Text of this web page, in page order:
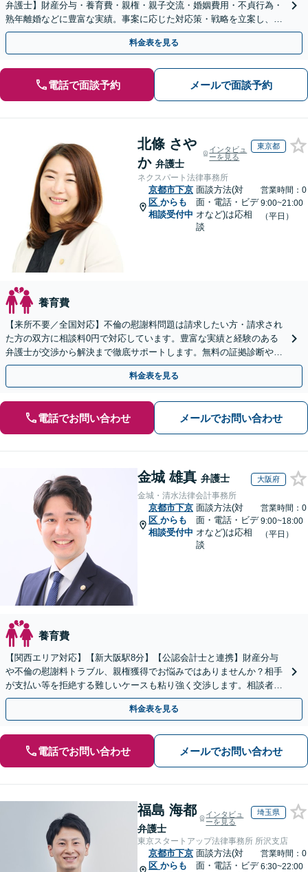
弁護士】財産分与・養育費・親権・親子交流・婚姻費用・不貞行為・
熟年離婚などに豊富な実績。事案に応じた対応策・戦略を立案し、全
力で闘います。明るい人生の再スタートを！
料金表を見る
電話で面談予約 メールで面談予約
北條 さや
か 弁護士
インタビュ
ーを見る
東京都
ネクスパート法律事務所
京都市下京
区 からも
相談受付中
面談方法(対
面・電話・ビデ
オなど)は応相
談
営業時間：0
9:00~21:00
（平日）
養育費
【来所不要／全国対応】不倫の慰謝料問題は請求したい方・請求され
た方の双方に相談料0円で対応しています。豊富な実績と経験のある
弁護士が交渉から解決まで徹底サポートします。無料の証拠診断や着
手金の返還保証もありますので安心してご相談ください。
料金表を見る
電話でお問い合わせ メールでお問い合わせ
金城 雄真 弁護士 大阪府
金城・清水法律会計事務所
京都市下京
区 からも
相談受付中
面談方法(対
面・電話・ビデ
オなど)は応相
談
営業時間：0
9:00~18:00
（平日）
養育費
【関西エリア対応】【新大阪駅8分】【公認会計士と連携】財産分与
や不倫の慰謝料トラブル、親権獲得でお悩みではありませんか？相手
が支払い等を拒絶する難しいケースも粘り強く交渉します。相談者の
お気持ちに寄り添い、最後まで徹底サポート！
料金表を見る
電話でお問い合わせ メールでお問い合わせ
福島 海都
弁護士
インタビュ
ーを見る
埼玉県
東京スタートアップ法律事務所 所沢支店
京都市下京
区 からも
面談方法(対
面・電話・ビデ
営業時間：0
6:30~22:00